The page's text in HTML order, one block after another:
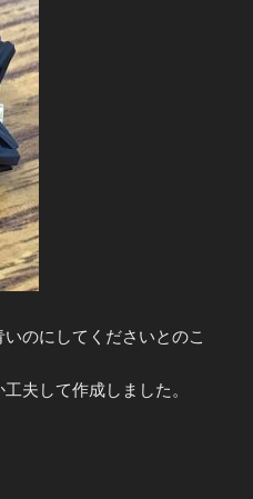
のにしてくださいとのこ
夫して作成しました。